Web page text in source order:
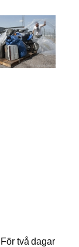
För två dagar